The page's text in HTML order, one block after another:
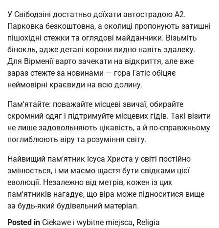
У Свібодзіні достатньо доїхати автострадою А2.
Парковка безкоштовна, а околиці пропонують затишні
пішохідні стежки та оглядові майданчики. Візьміть
бінокль, адже деталі корони видно навіть здалеку.
Для Вірменії варто зачекати на відкриття, але вже
зараз стежте за новинами — гора Гатіс обіцяє
неймовірні краєвиди на всю долину.
Пам'ятайте: поважайте місцеві звичаї, обирайте
скромний одяг і підтримуйте місцевих гідів. Такі візити
не лише задовольняють цікавість, а й по-справжньому
поглиблюють віру та розуміння світу.
Найвищий пам'ятник Ісуса Христа у світі постійно
змінюється, і ми маємо щастя бути свідками цієї
еволюції. Незалежно від метрів, кожен із цих
пам'ятників нагадує, що віра може підноситися вище
за будь-який будівельний матеріал.
Posted in Ciekawe i wybitne miejsca, Religia